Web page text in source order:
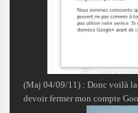
(Maj 04/09/11) : Donc voilà la
devoirfermermon compte